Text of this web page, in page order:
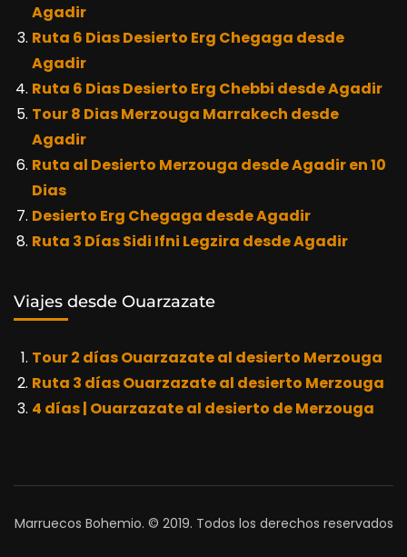
Agadir
Ruta 6 Dias Desierto Erg Chegaga desde
Agadir
Ruta 6 Dias Desierto Erg Chebbi desde Agadir
Tour 8 Dias Merzouga Marrakech desde
Agadir
Ruta al Desierto Merzouga desde Agadir en 10
Dias
Desierto Erg Chegaga desde Agadir
Ruta 3 Días Sidi Ifni Legzira desde Agadir
Viajes desde Ouarzazate
Tour 2 días Ouarzazate al desierto Merzouga
Ruta 3 días Ouarzazate al desierto Merzouga
4 días | Ouarzazate al desierto de Merzouga
Marruecos Bohemio. © 2019. Todos los derechos reservados